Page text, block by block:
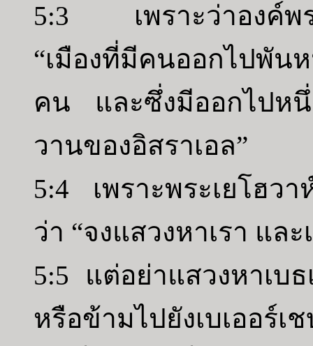
5:3 เพราะว่าองค์พร
“เมืองที่มีคนออกไปพัน
คน และซึ่งมีออกไปหนึ่
วานของอิสราเอล”
5:4 เพราะพระเยโฮว
ว่า “จงแสวงหาเรา แล
5:5 แต่อย่าแสวงหาเบ
หรือข้ามไปยังเบเออร์เ